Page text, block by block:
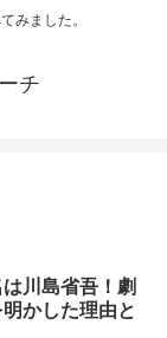
みました。
チ
川島省吾！劇
かした理由と